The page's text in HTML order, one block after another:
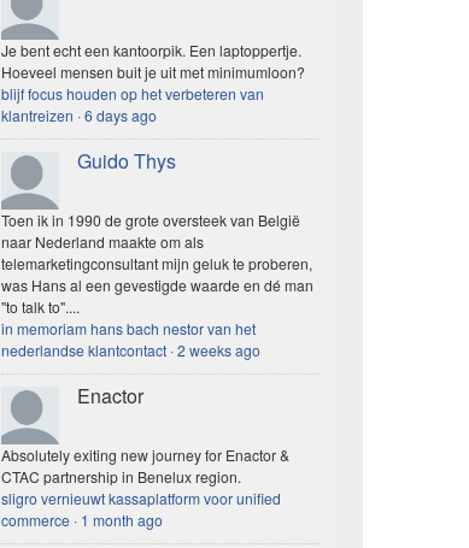
Je bent echt een kantoorpik. Een laptoppertje.
Hoeveel mensen buit je uit met minimumloon?
blijf focus houden op het verbeteren van
klantreizen ·6 days ago
Guido Thys
Toen ik in 1990 de grote oversteek van België
naar Nederland maakte om als
telemarketingconsultant mijn geluk te proberen,
was Hans al een gevestigde waarde en dé man
"to talk to"....
in memoriam hans bach nestor van het
nederlandse klantcontact ·2 weeks ago
Enactor
Absolutely exiting new journey for Enactor &
CTAC partnership in Benelux region.
sligro vernieuwt kassaplatform voor unified
commerce · 1 month ago